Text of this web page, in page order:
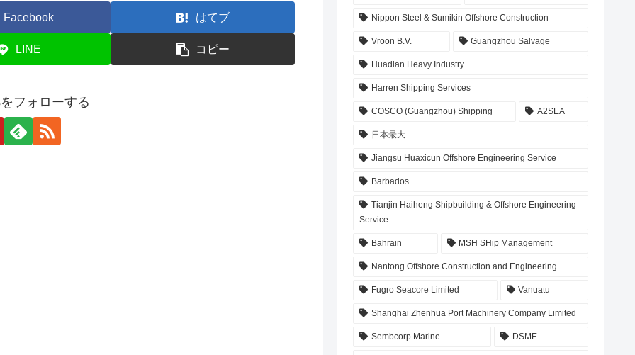
Facebook はてブ
LINE コピー
フォローする
Nippon Steel & Sumikin Offshore Construction
Vroon B.V. Guangzhou Salvage
Huadian Heavy Industry
Harren Shipping Services
COSCO (Guangzhou) Shipping A2SEA
日本最大
Jiangsu Huaxicun Offshore Engineering Service
Barbados
Tianjin Haiheng Shipbuilding & Offshore Engineering
Service
Bahrain MSH SHip Management
Nantong Offshore Construction and Engineering
Fugro Seacore Limited Vanuatu
Shanghai Zhenhua Port Machinery Company Limited
Sembcorp Marine DSME